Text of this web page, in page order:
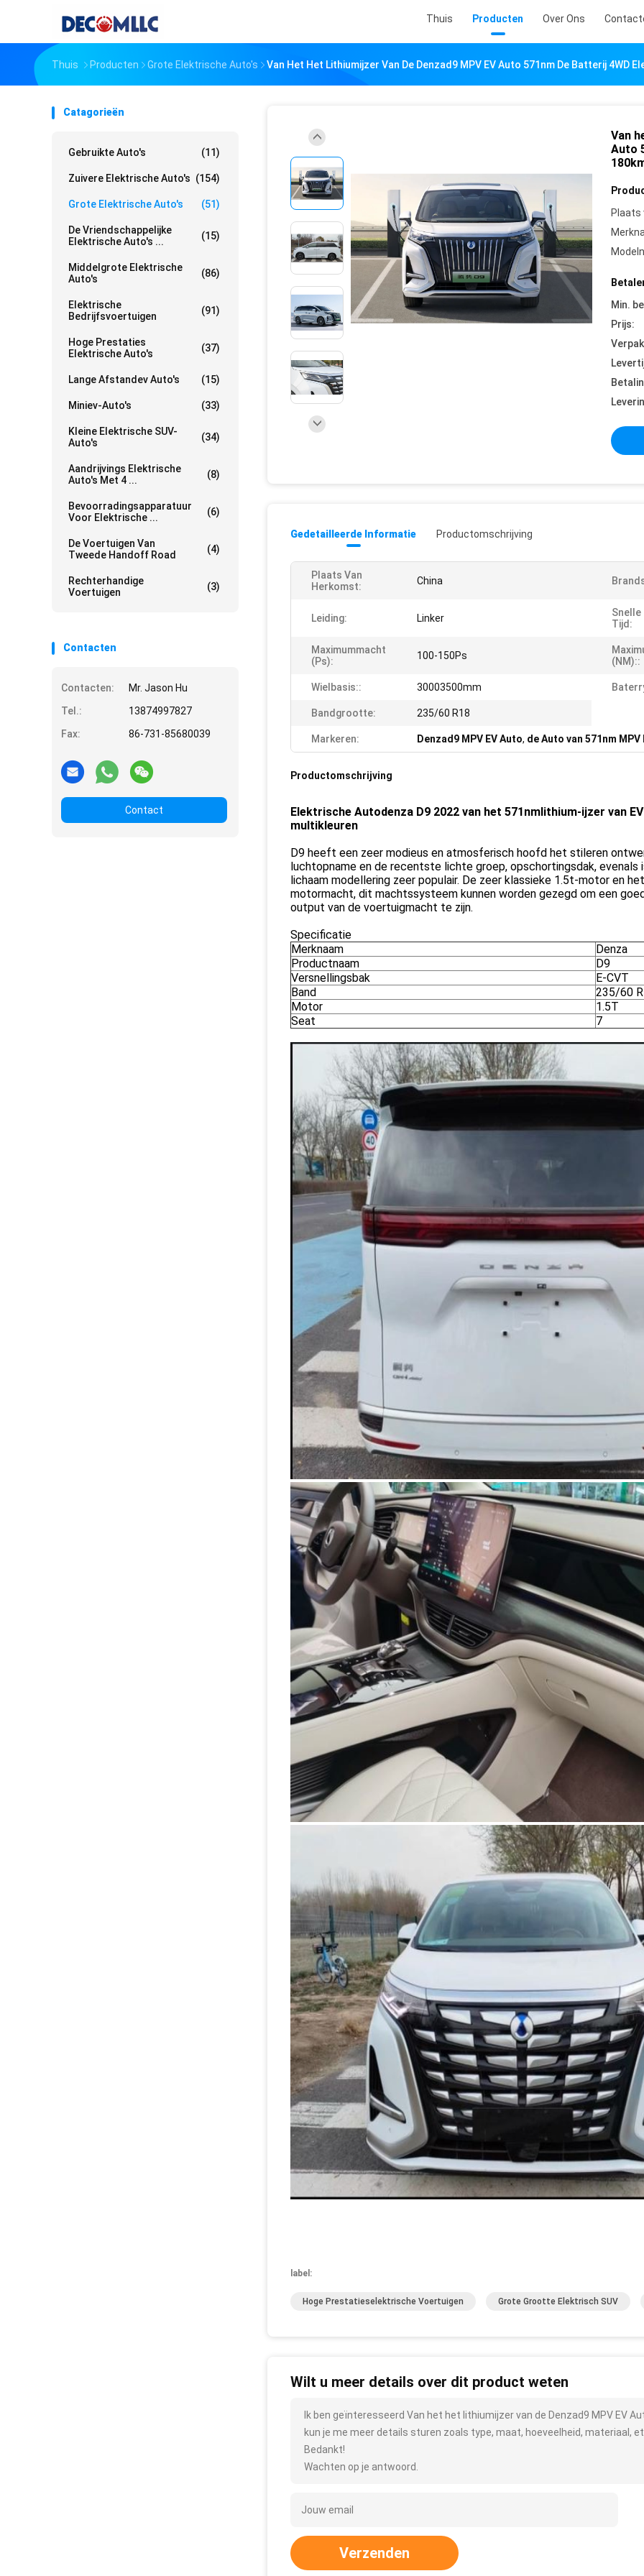
Thuis Producten Over Ons
Thuis Producten Grote Elektrische Auto's Van Het Het Lithiumijzer Van De Denzad9 MPV EV Auto 571nm De Batterij 4WD
Catagorieën
Gebruikte Auto's (11)
Zuivere Elektrische Auto's (154)
Grote Elektrische Auto's (51)
De Vriendschappelijke
Elektrische Auto's ...
(15)
Middelgrote Elektrische
Auto's
(86)
Elektrische
Bedrijfsvoertuigen
(91)
Hoge Prestaties
Elektrische Auto's
(37)
Lange Afstandev Auto's (15)
Miniev-Auto's (33)
Kleine Elektrische SUV-
Auto's
(34)
Aandrijvings Elektrische
Auto's Met 4 ...
(8)
Bevoorradingsapparatuur
Voor Elektrische ...
(6)
De Voertuigen Van
Tweede Handoff Road
(4)
Rechterhandige
Voertuigen
(3)
Contacten
Contacten:
Mr. Jason Hu
Tel.:
13874997827
Fax:
86-731-85680039
Contact
Van
Auto
Plaats
Min.
Prijs:
Gedetailleerde Informatie Productomschrijving
Plaats Van
Herkomst:
China
Leiding: Linker
Snelle
Tijd:
Maximummacht
(Ps):
100-150Ps
(NM)::
Wielbasis:: 30003500mm
Bandgrootte: 235/60 R18
Markeren: Denzad9 MPV EV Auto, de Auto van 571nm MPV
Productomschrijving
Elektrische Autodenza D9 2022 van het 571nmlithium-ijzer van
multikleuren
D9 heeft een zeer modieus en atmosferisch hoofd het stileren
luchtopname en de recentste lichte groep, opschortingsdak,
lichaam modellering zeer populair. De zeer klassieke 1.5t-motor en
motormacht, dit machtssysteem kunnen worden gezegd om een
output van de voertuigmacht te zijn.
Specificatie
Merknaam
Denza
Productnaam
D9
Versnellingsbak
E-CVT
Band
235/60
Motor
1.5T
Seat
7
label:
Hoge Prestatieselektrische Voertuigen Grote Grootte Elektrisch SUV
Wilt u meer details over dit product weten
Ik ben geïnteresseerd Van het het lithiumijzer van de Denzad9 MPV EV
kun je me meer details sturen zoals type, maat, hoeveelheid, materiaal,
Bedankt!
Wachten op je antwoord.
Verzenden